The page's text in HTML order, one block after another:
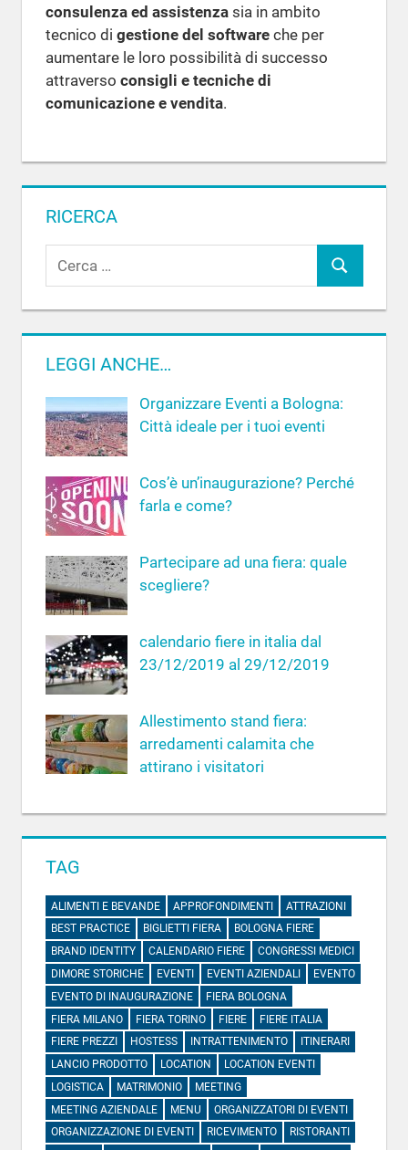
consulenza ed assistenzasia in ambito
tecnico di gestione del softwareche per
aumentare le loro possibilità di successo
attraverso consigli e tecniche di
comunicazione e vendita.
RICERCA
c
p
e
r
:
r
LEGGI ANCHE…
Organizzare Eventi a Bologna:
Città ideale per i tuoi eventi
Cos’è un’inaugurazione? Perché
farla e come?
Partecipare ad una fiera: quale
scegliere?
calendario fiere in italia dal
23/12/2019 al 29/12/2019
Allestimento stand fiera:
arredamenti calamita che
attirano i visitatori
TAG
ALIMENTI E BEVANDE APPROFONDIMENTI
ATTRAZIONI
BEST PRACTICE
BIGLIETTI FIERA
BOLOGNA FIERE
BRAND IDENTITY
CALENDARIO FIERE
CONGRESSI MEDICI
DIMORE STORICHE
EVENTI EVENTI AZIENDALI
EVENTO
EVENTO DI INAUGURAZIONE
FIERA BOLOGNA
FIERA MILANO
FIERA TORINO FIERE
FIERE ITALIA
FIERE PREZZI
HOSTESS INTRATTENIMENTO
ITINERARI
LANCIO PRODOTTO
LOCATION
LOCATION EVENTI
LOGISTICA
MATRIMONIO
MEETING
MEETING AZIENDALE
MENU
ORGANIZZATORI DI EVENTI
ORGANIZZAZIONE DI EVENTI
RICEVIMENTO
RISTORANTI